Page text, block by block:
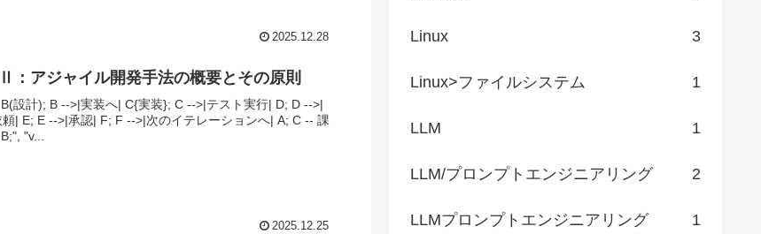
2025.12.28
：アジャイル開発手法の概要とその原則
設計); B -->|実装へ| C{実装}; C -->|テスト実行| D; D -->|
頼| E; E -->|承認| F; F -->|次のイテレーションへ| A; C -- 課
"v...
2025.12.25
Linux 3
Linux>ファイルシステム 1
LLM 1
LLM/プロンプトエンジニアリング 2
LLMプロンプトエンジニアリング 1